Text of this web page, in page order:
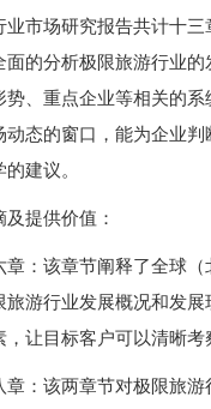
业市场研究报告共计十
面的分析极限旅游行业
势、重点企业等相关的
动态的窗口，能为企业
建议。
提供价值：
章：该章节阐释了全球
旅游行业发展概况和发
，让目标客户可以清晰
章：该两章节对极限旅